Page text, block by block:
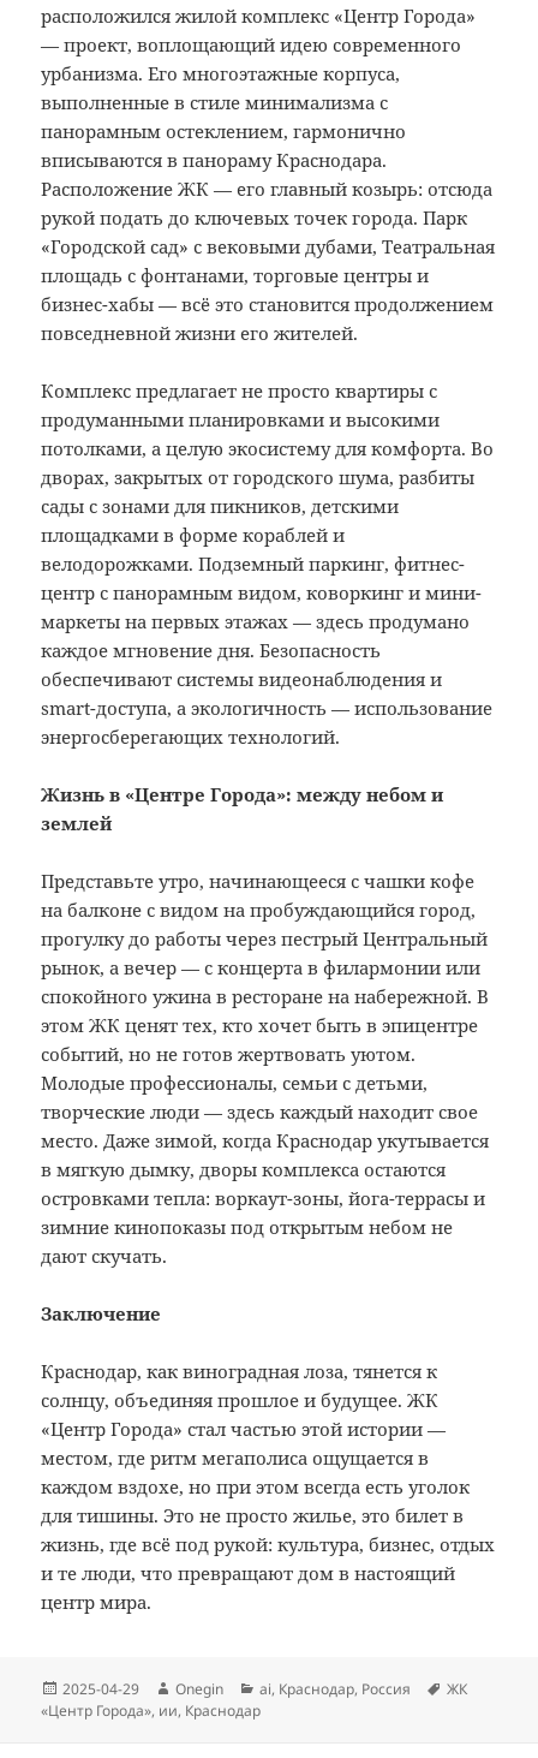
расположился жилой комплекс «Центр Города»
— проект, воплощающий идею современного
урбанизма. Его многоэтажные корпуса,
выполненные в стиле минимализма с
панорамным остеклением, гармонично
вписываются в панораму Краснодара.
Расположение ЖК — его главный козырь: отсюда
рукой подать до ключевых точек города. Парк
«Городской сад» с вековыми дубами, Театральная
площадь с фонтанами, торговые центры и
бизнес-хабы — всё это становится продолжением
повседневной жизни его жителей.
Комплекс предлагает не просто квартиры с
продуманными планировками и высокими
потолками, а целую экосистему для комфорта. Во
дворах, закрытых от городского шума, разбиты
сады с зонами для пикников, детскими
площадками в форме кораблей и
велодорожками. Подземный паркинг, фитнес-
центр с панорамным видом, коворкинг и мини-
маркеты на первых этажах — здесь продумано
каждое мгновение дня. Безопасность
обеспечивают системы видеонаблюдения и
smart-доступа, а экологичность — использование
энергосберегающих технологий.
Жизнь в «Центре Города»: между небом и
землей
Представьте утро, начинающееся с чашки кофе
на балконе с видом на пробуждающийся город,
прогулку до работы через пестрый Центральный
рынок, а вечер — с концерта в филармонии или
спокойного ужина в ресторане на набережной. В
этом ЖК ценят тех, кто хочет быть в эпицентре
событий, но не готов жертвовать уютом.
Молодые профессионалы, семьи с детьми,
творческие люди — здесь каждый находит свое
место. Даже зимой, когда Краснодар укутывается
в мягкую дымку, дворы комплекса остаются
островками тепла: воркаут-зоны, йога-террасы и
зимние кинопоказы под открытым небом не
дают скучать.
Заключение
Краснодар, как виноградная лоза, тянется к
солнцу, объединяя прошлое и будущее. ЖК
«Центр Города» стал частью этой истории —
местом, где ритм мегаполиса ощущается в
каждом вздохе, но при этом всегда есть уголок
для тишины. Это не просто жилье, это билет в
жизнь, где всё под рукой: культура, бизнес, отдых
и те люди, что превращают дом в настоящий
центр мира.
Опубликовано
2025-04-29 Автор
Onegin Рубрики
ai, Краснодар, Россия Метки
ЖК
«Центр Города», ии, Краснодар